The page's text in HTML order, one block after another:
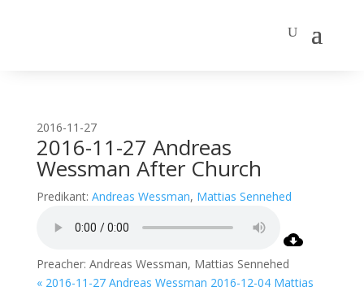
2016-11-27
2016-11-27 Andreas
Wessman After Church
Predikant: Andreas Wessman, Mattias Sennehed
Preacher: Andreas Wessman, Mattias Sennehed
« 2016-11-27 Andreas Wessman 2016-12-04 Mattias